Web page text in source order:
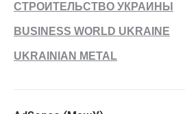
СТРОИТЕЛЬСТВО УКРАИНЫ
BUSINESS WORLD UKRAINE
UKRAINIAN METAL